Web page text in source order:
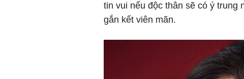
tin vui nếu độc thân sẽ có ý trung
gắn kết viên mãn.